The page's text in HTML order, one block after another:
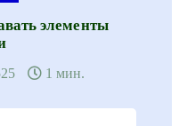
элементы
1 мин.